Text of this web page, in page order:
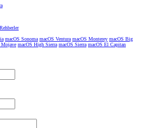
macOS Sonoma macOS Ventura macOS Monterey macOS Big
Mojave macOS High Sierra macOS Sierra macOS El Capitan